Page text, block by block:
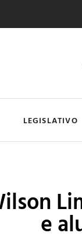
LEGISLATIVO
e